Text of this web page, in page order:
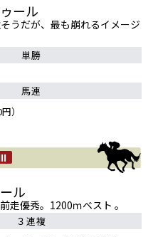
ール
うだが、最も崩れるイメージ
単勝
馬連
）
ル
走優秀。1200ｍベスト 。
３連複